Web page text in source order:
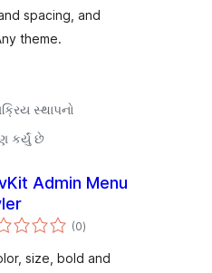
spacing, and
theme.
સ્થાપનો
કર્યું છે
Admin Menu
(0કુલ
રેટિંગ્સ
)
size, bold and